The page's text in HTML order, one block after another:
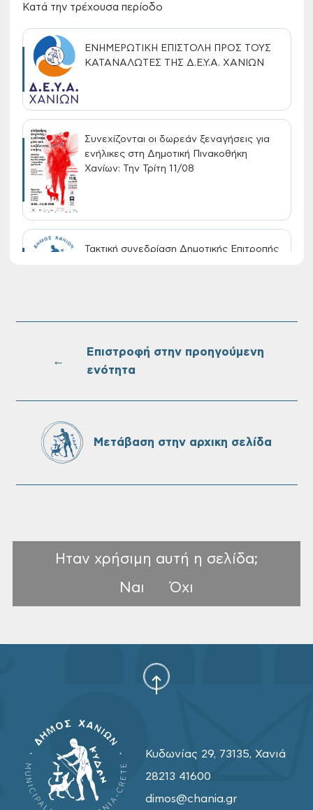
Κατά την τρέχουσα περίοδο
ΕΝΗΜΕΡΩΤΙΚΗ ΕΠΙΣΤΟΛΗ ΠΡΟΣ ΤΟΥΣ
ΚΑΤΑΝΑΛΩΤΕΣ ΤΗΣ Δ.Ε.Υ.Α. ΧΑΝΙΩΝ
Συνεχίζονται οι δωρεάν ξεναγήσεις για
ενήλικες στη Δημοτική Πινακοθήκη
Χανίων: Την Τρίτη 11/08
Τακτική συνεδρίαση Δημοτικής Επιτροπής
Επαναλειτουργία του συστήματος
Ονουφρίου
Πίνακες Κατάταξης & Βαθμολογίας,
Δήμου Χανίων
←
Επιστροφή στην προηγούμενη
ενότητα
Μετάβαση στην αρχικη σελίδα
Ηταν χρήσιμη αυτή η σελίδα;
Ναι
Όχι
Κυδωνίας 29, 73135, Χανιά
28213 41600
dimos@chania.gr